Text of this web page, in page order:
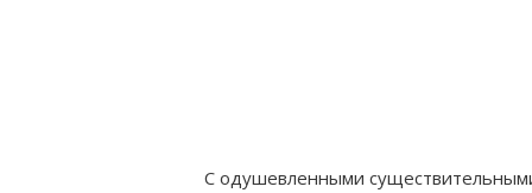
С одушевленными